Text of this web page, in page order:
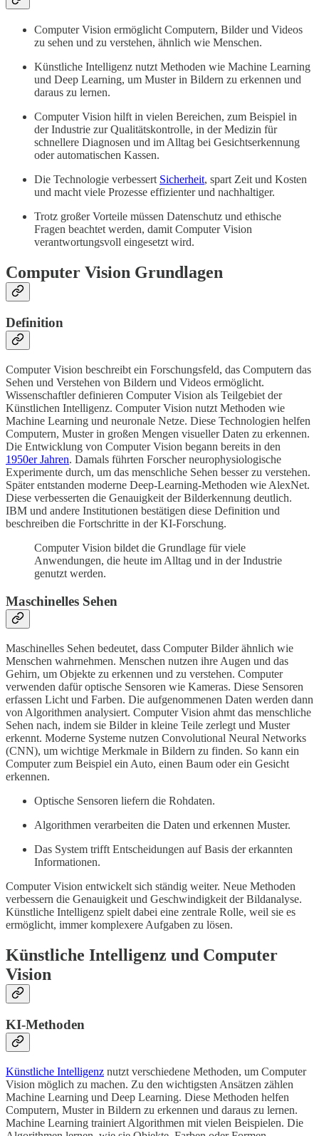
Computer Vision ermöglicht Computern, Bilder und Videos
zu sehen und zu verstehen, ähnlich wie Menschen.
Künstliche Intelligenz nutzt Methoden wie Machine Learning
und Deep Learning, um Muster in Bildern zu erkennen und
daraus zu lernen.
Computer Vision hilft in vielen Bereichen, zum Beispiel in
der Industrie zur Qualitätskontrolle, in der Medizin für
schnellere Diagnosen und im Alltag bei Gesichtserkennung
oder automatischen Kassen.
Die Technologie verbessert Sicherheit, spart Zeit und Kosten
und macht viele Prozesse effizienter und nachhaltiger.
Trotz großer Vorteile müssen Datenschutz und ethische
Fragen beachtet werden, damit Computer Vision
verantwortungsvoll eingesetzt wird.
Computer Vision Grundlagen
Definition
Computer Vision beschreibt ein Forschungsfeld, das Computern das
Sehen und Verstehen von Bildern und Videos ermöglicht.
Wissenschaftler definieren Computer Vision als Teilgebiet der
Künstlichen Intelligenz. Computer Vision nutzt Methoden wie
Machine Learning und neuronale Netze. Diese Technologien helfen
Computern, Muster in großen Mengen visueller Daten zu erkennen.
Die Entwicklung von Computer Vision begann bereits in den
1950er Jahren. Damals führten Forscher neurophysiologische
Experimente durch, um das menschliche Sehen besser zu verstehen.
Später entstanden moderne Deep-Learning-Methoden wie AlexNet.
Diese verbesserten die Genauigkeit der Bilderkennung deutlich.
IBM und andere Institutionen bestätigen diese Definition und
beschreiben die Fortschritte in der KI-Forschung.
Computer Vision bildet die Grundlage für viele
Anwendungen, die heute im Alltag und in der Industrie
genutzt werden.
Maschinelles Sehen
Maschinelles Sehen bedeutet, dass Computer Bilder ähnlich wie
Menschen wahrnehmen. Menschen nutzen ihre Augen und das
Gehirn, um Objekte zu erkennen und zu verstehen. Computer
verwenden dafür optische Sensoren wie Kameras. Diese Sensoren
erfassen Licht und Farben. Die aufgenommenen Daten werden dann
von Algorithmen analysiert. Computer Vision ahmt das menschliche
Sehen nach, indem sie Bilder in kleine Teile zerlegt und Muster
erkennt. Moderne Systeme nutzen Convolutional Neural Networks
(CNN), um wichtige Merkmale in Bildern zu finden. So kann ein
Computer zum Beispiel ein Auto, einen Baum oder ein Gesicht
erkennen.
Optische Sensoren liefern die Rohdaten.
Algorithmen verarbeiten die Daten und erkennen Muster.
Das System trifft Entscheidungen auf Basis der erkannten
Informationen.
Computer Vision entwickelt sich ständig weiter. Neue Methoden
verbessern die Genauigkeit und Geschwindigkeit der Bildanalyse.
Künstliche Intelligenz spielt dabei eine zentrale Rolle, weil sie es
ermöglicht, immer komplexere Aufgaben zu lösen.
Künstliche Intelligenz und Computer
Vision
KI-Methoden
Künstliche Intelligenz nutzt verschiedene Methoden, um Computer
Vision möglich zu machen. Zu den wichtigsten Ansätzen zählen
Machine Learning und Deep Learning. Diese Methoden helfen
Computern, Muster in Bildern zu erkennen und daraus zu lernen.
Machine Learning trainiert Algorithmen mit vielen Beispielen. Die